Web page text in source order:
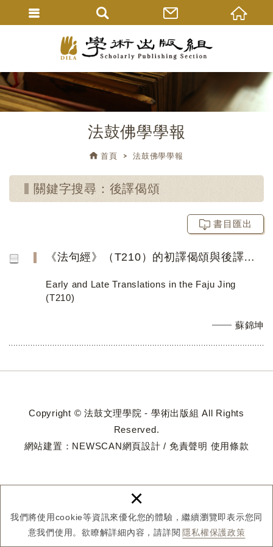
我們將使用cookie等資訊來優化您的體驗，繼續瀏覽即表示您同
意我們使用。欲瞭解詳細內容，請詳閱 隱私權保護政策
×
法鼓佛學學報
首頁 法鼓佛學學報
關鍵字搜尋：後譯偈頌
書目匯出
《法句經》（T210）的初譯偈頌與後譯偈頌
Early and Late Translations in the Faju Jing
(T210)
蘇錦坤
Copyright © 法鼓文理學院 - 學術出版組 All Rights
Reserved.
網站建置： NEWSCAN網頁設計 / 免責聲明 使用條款